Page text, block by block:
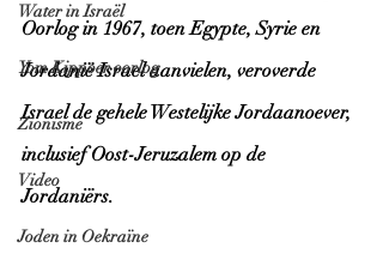
Water in Israël
Yom Kippoer oorlog
Zionisme
Video
Joden in Oekraïne
Oorlog in 1967, toen Egypte, Syrie en
Jordanië Israel aanvielen, veroverde
Israel de gehele Westelijke Jordaanoever,
inclusief Oost-Jeruzalem op de
Jordaniërs.